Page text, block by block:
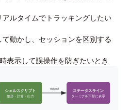
ルタイムでトラッキングしたい
動かし、セッションを区別する
表示して誤操作を防ぎたいとき
シェルスクリプト
整形・計算・出力
stdout ステータスライン
ターミナル下部に表示